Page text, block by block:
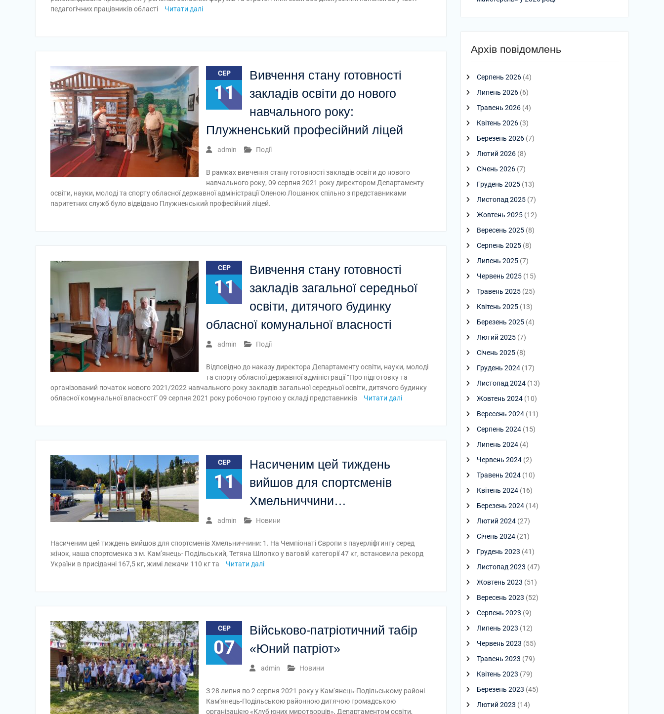
педагогічних працівників області
Читати далі
СЕР
11
Вивчення стану готовності
закладів освіти до нового
навчального року:
Плужненський професійний ліцей
admin Події
В рамках вивчення стану готовності закладів освіти до нового
навчального року, 09 серпня 2021 року директором Департаменту
освіти, науки, молоді та спорту обласної державної адміністрації Оленою Лошанюк спільно з представниками
паритетних служб було відвідано Плужненський професійний ліцей.
СЕР
11
Вивчення стану готовності
закладів загальної середньої
освіти, дитячого будинку
обласної комунальної власності
admin Події
Відповідно до наказу директора Департаменту освіти, науки, молоді
та спорту обласної державної адміністрації “Про підготовку та
організований початок нового 2021/2022 навчального року закладів загальної середньої освіти, дитячого будинку
обласної комунальної власності” 09 серпня 2021 року робочою групою у складі представників
Читати далі
СЕР
11
Насиченим цей тиждень
вийшов для спортсменів
Хмельниччини…
admin Новини
Насиченим цей тиждень вийшов для спортсменів Хмельниччини: 1. На Чемпіонаті Європи з пауерліфтингу серед
жінок, наша спортсменка з м. Кам’янець- Подільський, Тетяна Шлопко у ваговій категорії 47 кг, встановила рекорд
України в присіданні 167,5 кг, жимі лежачи 110 кг та
Читати далі
СЕР
07
Військово-патріотичний табір
«Юний патріот»
admin Новини
З 28 липня по 2 серпня 2021 року у Кам’янець-Подільському районі
Кам’янець-Подільською районною дитячою громадською
організацією «Клуб юних миротворців», Департаментом освіти,
Архів повідомлень
Серпень 2026 (4)
Липень 2026 (6)
Травень 2026 (4)
Квітень 2026 (3)
Березень 2026 (7)
Лютий 2026 (8)
Січень 2026 (7)
Грудень 2025 (13)
Листопад 2025 (7)
Жовтень 2025 (12)
Вересень 2025 (8)
Серпень 2025 (8)
Липень 2025 (7)
Червень 2025 (15)
Травень 2025 (25)
Квітень 2025 (13)
Березень 2025 (4)
Лютий 2025 (7)
Січень 2025 (8)
Грудень 2024 (17)
Листопад 2024 (13)
Жовтень 2024 (10)
Вересень 2024 (11)
Серпень 2024 (15)
Липень 2024 (4)
Червень 2024 (2)
Травень 2024 (10)
Квітень 2024 (16)
Березень 2024 (14)
Лютий 2024 (27)
Січень 2024 (21)
Грудень 2023 (41)
Листопад 2023 (47)
Жовтень 2023 (51)
Вересень 2023 (52)
Серпень 2023 (9)
Липень 2023 (12)
Червень 2023 (55)
Травень 2023 (79)
Квітень 2023 (79)
Березень 2023 (45)
Лютий 2023 (14)